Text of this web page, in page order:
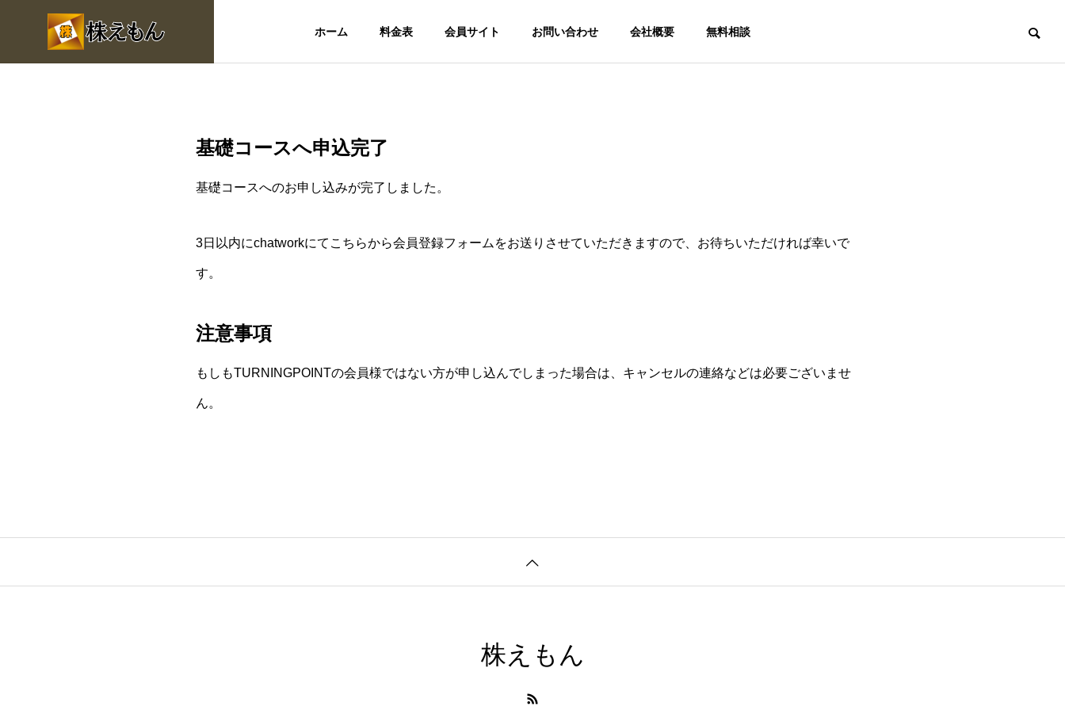
ホーム 料金表 会員サイト お問い合わせ 会社概要 無料相談
基礎コースへ申込完了
基礎コースへのお申し込みが完了しました。
3日以内にchatworkにてこちらから会員登録フォームをお送りさせていただきますので、お待ちいただければ幸いで
す。
注意事項
もしもTURNINGPOINTの会員様ではない方が申し込んでしまった場合は、キャンセルの連絡などは必要ございませ
ん。
株えもん